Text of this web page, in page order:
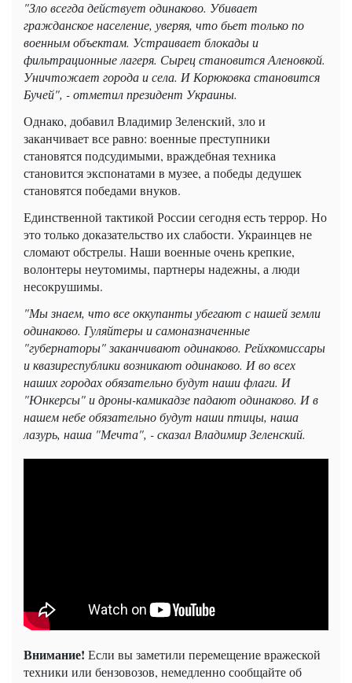
"Зло всегда действует одинаково. Убивает
гражданское население, уверяя, что бьет только по
военным объектам. Устраивает блокады и
фильтрационные лагеря. Сырец становится Аленовкой.
Уничтожает города и села. И Корюковка становится
Бучей", - отметил президент Украины.
Однако, добавил Владимир Зеленский, зло и
заканчивает все равно: военные преступники
становятся подсудимыми, враждебная техника
становится экспонатами в музее, а победы дедушек
становятся победами внуков.
Единственной тактикой России сегодня есть террор. Но
это только доказательство их слабости. Украинцев не
сломают обстрелы. Наши военные очень крепкие,
волонтеры неутомимы, партнеры надежны, а люди
несокрушимы.
"Мы знаем, что все оккупанты убегают с нашей земли
одинаково. Гуляйтеры и самоназначенные
"губернаторы" заканчивают одинаково. Рейхкомиссары
и квазиреспублики возникают одинаково. И во всех
наших городах обязательно будут наши флаги. И
"Юнкерсы" и дроны-камикадзе падают одинаково. И в
нашем небе обязательно будут наши птицы, наша
лазурь, наша "Мечта", - сказал Владимир Зеленский.
Внимание! Если вы заметили перемещение вражеской
техники или бензовозов, немедленно сообщайте об